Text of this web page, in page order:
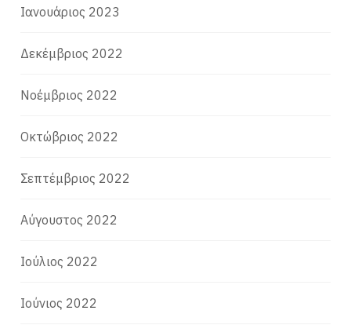
Ιανουάριος 2023
Δεκέμβριος 2022
Νοέμβριος 2022
Οκτώβριος 2022
Σεπτέμβριος 2022
Αύγουστος 2022
Ιούλιος 2022
Ιούνιος 2022